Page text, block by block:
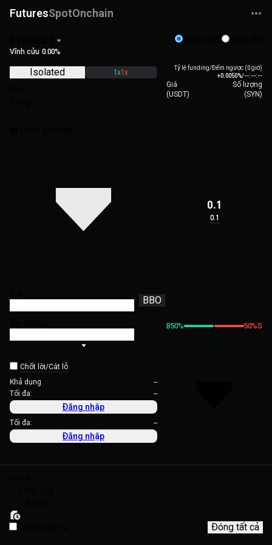
FuturesSpotOnchain
Vĩnh cửu 0.00%
Isolated 1x1x
BBO
Chốt lời/Cắt lỗ
Khả dụng
--
Tối đa:
--
Đăng nhập
Tối đa: --
Đăng nhập
Tỷ lệ funding/Đếm ngược (0 giờ)
+0.0050%/--:--:--
Giá
(USDT)
Số lượng
(SYN)
0.1
0.1
B50% 50%S
Đóng tất cả